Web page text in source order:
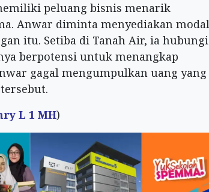
peluang bisnis menarik
Anwar diminta menyediakan modal
itu. Setiba di Tanah Air, ia hubungi
berpotensi untuk menangkap
gagal mengumpulkan uang yang
L 1 MH)